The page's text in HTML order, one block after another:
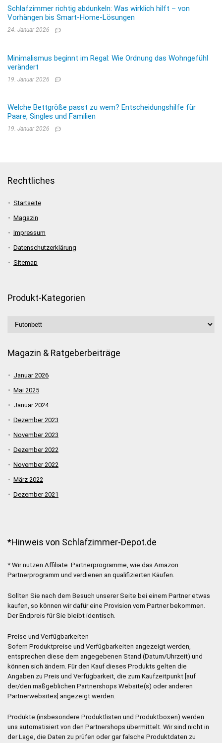
Schlafzimmer richtig abdunkeln: Was wirklich hilft – von
Vorhängen bis Smart-Home-Lösungen
24. Januar 2026
Minimalismus beginnt im Regal: Wie Ordnung das Wohngefühl
verändert
19. Januar 2026
Welche Bettgröße passt zu wem? Entscheidungshilfe für
Paare, Singles und Familien
19. Januar 2026
Rechtliches
Startseite
Magazin
Impressum
Datenschutzerklärung
Sitemap
Produkt-Kategorien
Magazin & Ratgeberbeiträge
Januar 2026
Mai 2025
Januar 2024
Dezember 2023
November 2023
Dezember 2022
November 2022
März 2022
Dezember 2021
*Hinweis von Schlafzimmer-Depot.de
* Wir nutzen Affiliate Partnerprogramme, wie das Amazon
Partnerprogramm und verdienen an qualifizierten Käufen.
Sollten Sie nach dem Besuch unserer Seite bei einem Partner etwas
kaufen, so können wir dafür eine Provision vom Partner bekommen.
Der Endpreis für Sie bleibt identisch.
Preise und Verfügbarkeiten
Sofern Produktpreise und Verfügbarkeiten angezeigt werden,
entsprechen diese dem angegebenen Stand (Datum/Uhrzeit) und
können sich ändern. Für den Kauf dieses Produkts gelten die
Angaben zu Preis und Verfügbarkeit, die zum Kaufzeitpunkt [auf
der/den maßgeblichen Partnershops Website(s) oder anderen
Partnerwebsites] angezeigt werden.
Produkte (insbesondere Produktlisten und Produktboxen) werden
uns automatisiert von den Partnershops übermittelt. Wir sind nicht in
der Lage, die Daten zu prüfen oder gar falsche Produktdaten zu